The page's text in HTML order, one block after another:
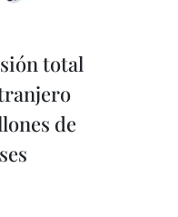
total
de